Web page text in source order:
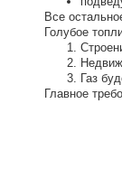
Все
Голубое
Газ
Главное